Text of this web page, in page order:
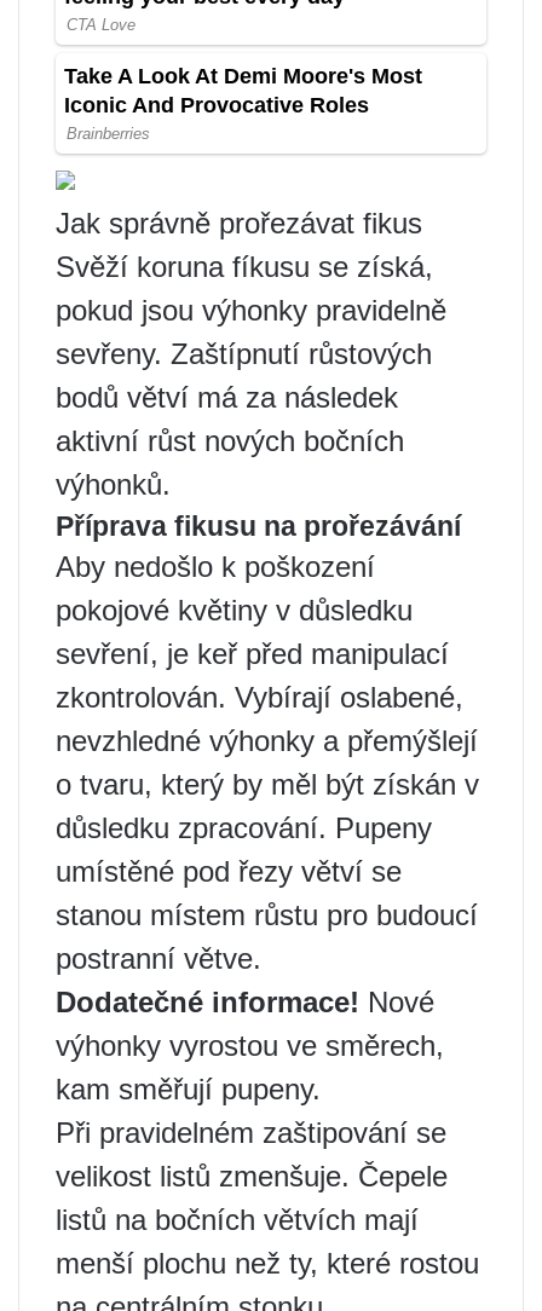
Jak správně prořezávat fikus
Svěží koruna fíkusu se získá,
pokud jsou výhonky pravidelně
sevřeny. Zaštípnutí růstových
bodů větví má za následek
aktivní růst nových bočních
výhonků.
Příprava fikusu na prořezávání
Aby nedošlo k poškození
pokojové květiny v důsledku
sevření, je keř před manipulací
zkontrolován. Vybírají oslabené,
nevzhledné výhonky a přemýšlejí
o tvaru, který by měl být získán v
důsledku zpracování. Pupeny
umístěné pod řezy větví se
stanou místem růstu pro budoucí
postranní větve.
Dodatečné informace! Nové
výhonky vyrostou ve směrech,
kam směřují pupeny.
Při pravidelném zaštipování se
velikost listů zmenšuje. Čepele
listů na bočních větvích mají
menší plochu než ty, které rostou